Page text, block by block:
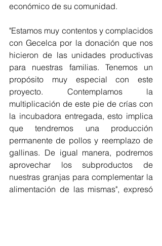
económico de su comunidad.
"Estamos muy contentos y complacidos
con Gecelca por la donación que nos
hicieron de las unidades productivas
para nuestras familias. Tenemos un
propósito muy especial con este
proyecto. Contemplamos la
multiplicación de este pie de crías con
la incubadora entregada, esto implica
que tendremos una producción
permanente de pollos y reemplazo de
gallinas. De igual manera, podremos
aprovechar los subproductos de
nuestras granjas para complementar la
alimentación de las mismas", expresó